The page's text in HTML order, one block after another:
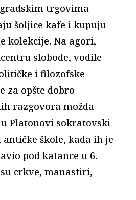
trgovima
šoljice kafe i kupuju
kolekcije. Na agori,
slobode, vodile
i filozofske
za opšte dobro
razgovora možda
Platonovi sokratovski
škole, kada ih je
pod katance u 6.
crkve, manastiri,